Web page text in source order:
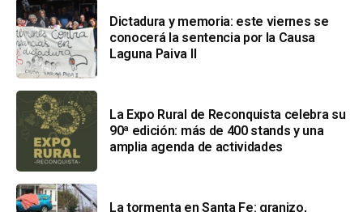
Dictadura y memoria: este viernes se
conocerá la sentencia por la Causa
Laguna Paiva II
La Expo Rural de Reconquista celebra su
90ª edición: más de 400 stands y una
amplia agenda de actividades
La tormenta en Santa Fe: granizo,